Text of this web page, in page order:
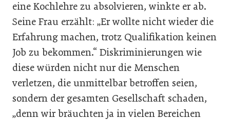
eine Kochlehre zu absolvieren, winkte er ab.
Seine Frau erzählt: „Er wollte nicht wieder die
Erfahrung machen, trotz Qualifikation keinen
Job zu bekommen.“ Diskriminierungen wie
diese würden nicht nur die Menschen
verletzen, die unmittelbar betroffen seien,
sondern der gesamten Gesellschaft schaden,
„denn wir bräuchten ja in vielen Bereichen